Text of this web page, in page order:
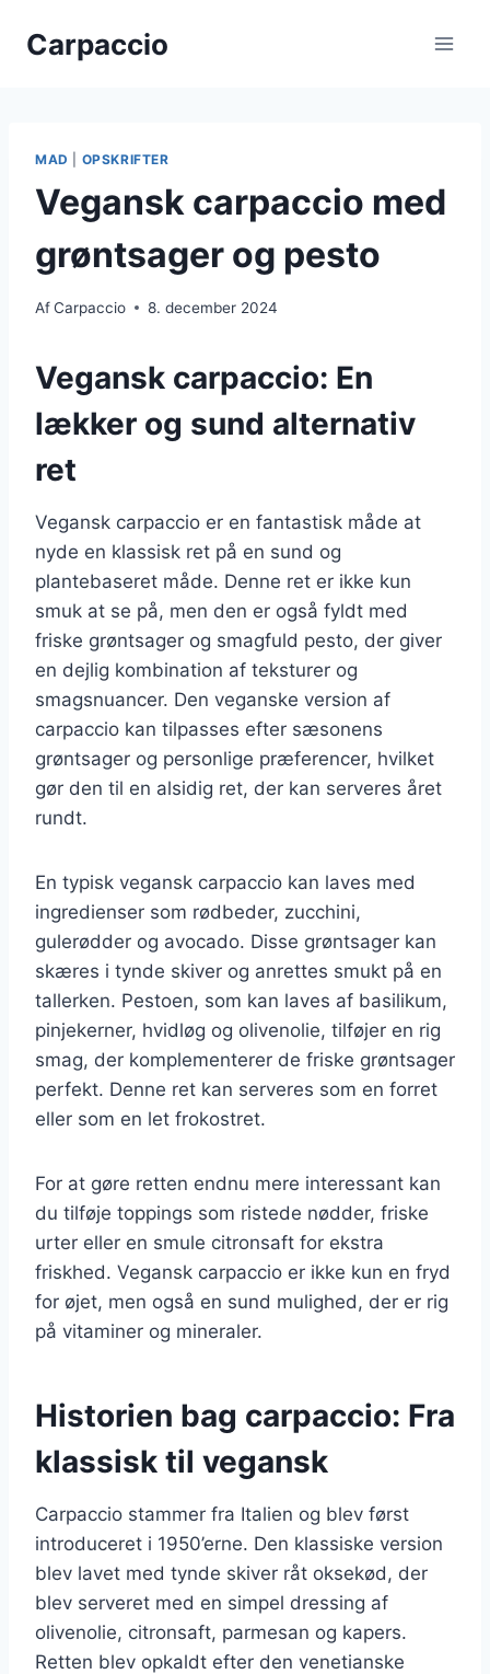
Carpaccio
MAD OPSKRIFTER
Vegansk carpaccio med
grøntsager og pesto
AfCarpaccio 8. december 2024
Vegansk carpaccio: En
lækker og sund alternativ
ret
Vegansk carpaccio er en fantastisk måde at
nyde en klassisk ret på en sund og
plantebaseret måde. Denne ret er ikke kun
smuk at se på, men den er også fyldt med
friske grøntsager og smagfuld pesto, der giver
en dejlig kombination af teksturer og
smagsnuancer. Den veganske version af
carpaccio kan tilpasses efter sæsonens
grøntsager og personlige præferencer, hvilket
gør den til en alsidig ret, der kan serveres året
rundt.
En typisk vegansk carpaccio kan laves med
ingredienser som rødbeder, zucchini,
gulerødder og avocado. Disse grøntsager kan
skæres i tynde skiver og anrettes smukt på en
tallerken. Pestoen, som kan laves af basilikum,
pinjekerner, hvidløg og olivenolie, tilføjer en rig
smag, der komplementerer de friske grøntsager
perfekt. Denne ret kan serveres som en forret
eller som en let frokostret.
For at gøre retten endnu mere interessant kan
du tilføje toppings som ristede nødder, friske
urter eller en smule citronsaft for ekstra
friskhed. Vegansk carpaccio er ikke kun en fryd
for øjet, men også en sund mulighed, der er rig
på vitaminer og mineraler.
Historien bag carpaccio: Fra
klassisk til vegansk
Carpaccio stammer fra Italien og blev først
introduceret i 1950’erne. Den klassiske version
blev lavet med tynde skiver råt oksekød, der
blev serveret med en simpel dressing af
olivenolie, citronsaft, parmesan og kapers.
Retten blev opkaldt efter den venetianske